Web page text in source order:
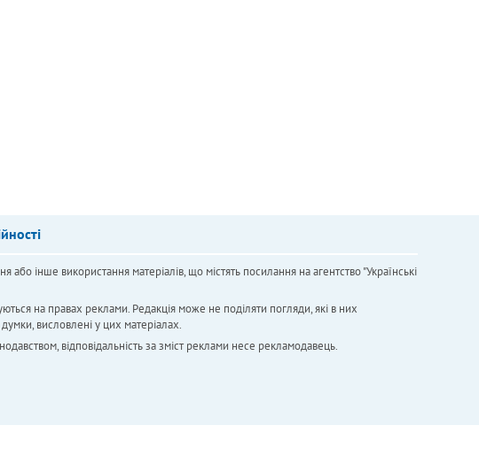
інше використання матеріалів, що містять посилання на агентство "Українськi
на правах реклами. Редакція може не поділяти погляди, які в них
висловлені у цих матеріалах.
відповідальність за зміст реклами несе рекламодавець.